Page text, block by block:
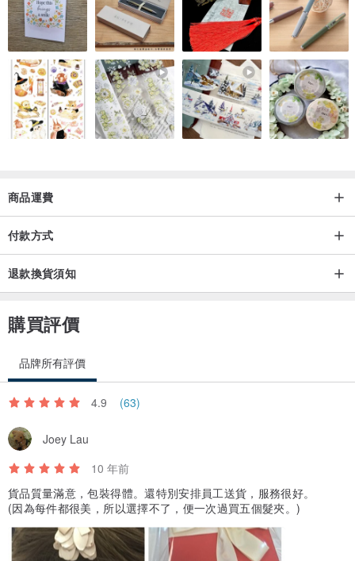
商品運費
付款方式
退款換貨須知
購買評價
品牌所有評價
4.9 (63)
Joey Lau
10 年前
貨品質量滿意，包裝得體。還特別安排員工送貨，服務很好。
(因為每件都很美，所以選擇不了，便一次過買五個髮夾。)